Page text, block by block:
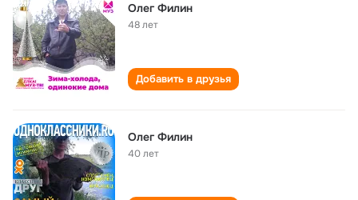
Олег Филин
48 лет
Добавить в друзья
Олег Филин
40 лет